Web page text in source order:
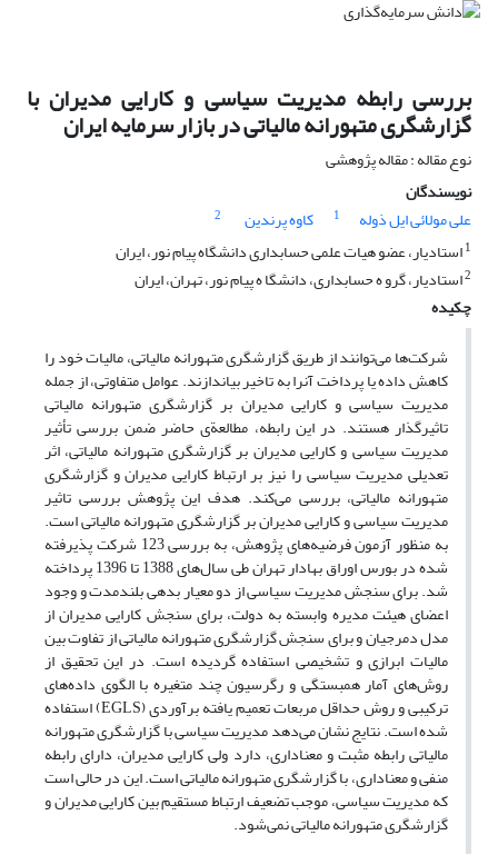
بررسی رابطه مدیریت سیاسی و کارایی مدیران با
گزارشگری متهورانه مالیاتی در بازار سرمایه ایران
نوع مقاله : مقاله پژوهشی
نویسندگان
علی مولائی ایل ذوله
1 کاوه پرندین
2
1استادیار، عضو هیات علمی حسابداری دانشگاه پیام نور، ایران
2استادیار، گرو ه حسابداری، دانشگا ه پیام نور، تهران، ایران
چکیده
شرکت‌ها می‌توانند از طریق گزارشگری متهورانه مالیاتی، مالیات خود را
کاهش داده یا پرداخت آنرا به تاخیر بیاندازند. عوامل متفاوتی، از جمله
مدیریت سیاسی و کارایی مدیران بر گزارشگری متهورانه مالیاتی
تاثیر‌گذار هستند. در این رابطه، مطالعة‌ی حاضر ضمن بررسی تأثیر
مدیریت سیاسی و کارایی مدیران بر گزارشگری متهورانه مالیاتی، اثر
تعدیلی مدیریت سیاسی را نیز بر ارتباط کارایی مدیران و گزارشگری
متهورانه مالیاتی، بررسی می‌کند. هدف این پژوهش بررسی تاثیر
مدیریت سیاسی و کارایی مدیران بر گزارشگری متهورانه مالیاتی است.
به منظور آزمون فرضیه‌های پژوهش، به بررسی 123 شرکت پذیرفته
شده در بورس اوراق بهادار تهران طی سال‌های 1388 تا 1396 پرداخته
شد. برای سنجش مدیریت سیاسی از دو معیار بدهی بلندمدت و وجود
اعضای هیئت مدیره وابسته به دولت، برای سنجش کارایی مدیران از
مدل دمرجیان و برای سنجش گزارشگری متهورانه مالیاتی از تفاوت بین
مالیات ابرازی و تشخیصی استفاده گردیده است. در این تحقیق از
روش‌های آمار همبستگی و رگرسیون چند متغیره با الگوی داده‌های
ترکیبی و روش حداقل مربعات تعمیم یافته برآوردی (EGLS) استفاده
شده است. نتایج نشان می‌دهد مدیریت سیاسی با گزارشگری متهورانه
مالیاتی رابطه مثبت و معناداری، دارد ولی کارایی مدیران، دارای رابطه
منفی و معناداری، با گزارشگری متهورانه مالیاتی است. این در حالی است
که مدیریت سیاسی، موجب تضعیف ارتباط مستقیم بین کارایی مدیران و
گزارشگری متهورانه مالیاتی نمی‌شود.